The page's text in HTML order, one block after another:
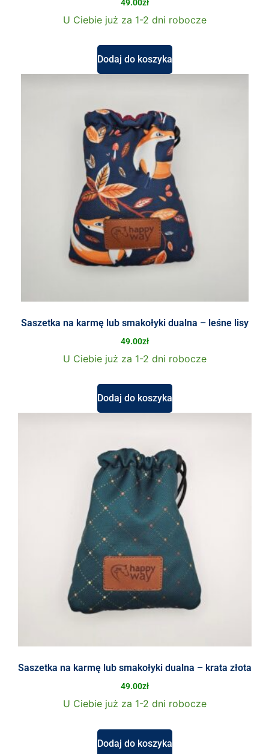
49.00zł
U Ciebie już za 1-2 dni robocze
Dodaj do koszyka
Saszetka na karmę lub smakołyki dualna – leśne lisy
49.00zł
U Ciebie już za 1-2 dni robocze
Dodaj do koszyka
Saszetka na karmę lub smakołyki dualna – krata złota
49.00zł
U Ciebie już za 1-2 dni robocze
Dodaj do koszyka